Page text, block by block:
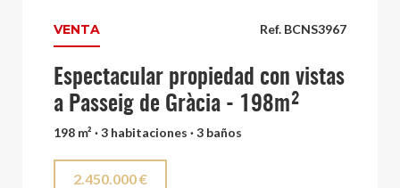
Ref. BCNS3967
VENTA
Espectacular propiedad con vistas
a Passeig de Gràcia - 198m²
198 m² · 3 habitaciones · 3 baños
2.450.000 €